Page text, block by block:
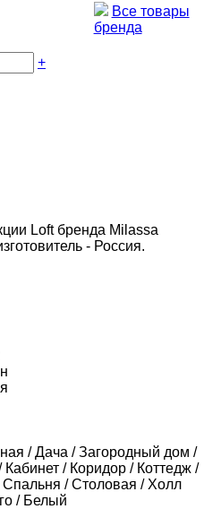
Все товары
бренда
+
Loft бренда Milassa
- Россия.
/ Дача / Загородный дом /
/ Коридор / Коттедж /
/ Столовая / Холл
/ Белый